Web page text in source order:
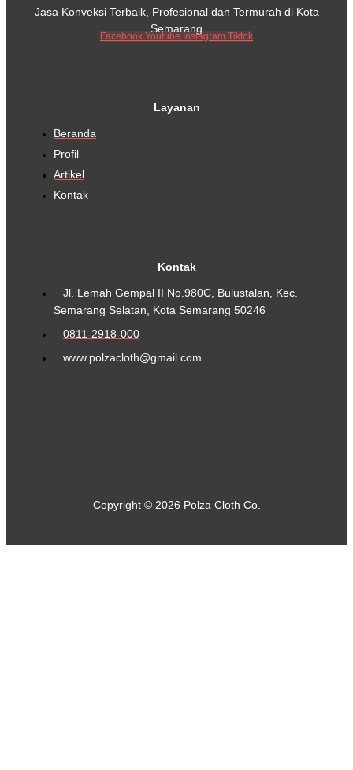
Jasa Konveksi Terbaik, Profesional dan Termurah di Kota
Semarang
Facebook Youtube Instagram Tiktok
Layanan
Beranda
Profil
Artikel
Kontak
Kontak
Jl. Lemah Gempal II No.980C, Bulustalan, Kec.
Semarang Selatan, Kota Semarang 50246
0811-2918-000
www.polzacloth@gmail.com
Copyright © 2026 Polza Cloth Co.